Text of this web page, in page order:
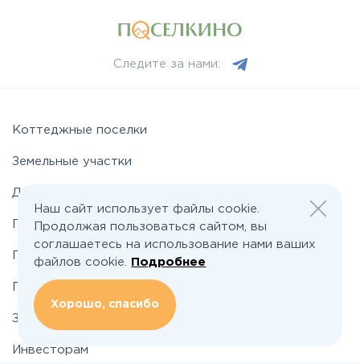
Следите за нами:
Коттеджные поселки
Земельные участки
Дома
Подряды домов
Промышленные поселки
Промышленные участки
Застройщикам
Инвесторам
Наш сайт использует файлы cookie.
Продолжая пользоваться сайтом, вы
соглашаетесь на использование нами ваших
файлов cookie.
Подробнее
Хорошо, спасибо